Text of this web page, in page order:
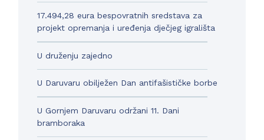
17.494,28 eura bespovratnih sredstava za
projekt opremanja i uređenja dječjeg igrališta
U druženju zajedno
U Daruvaru obilježen Dan antifašističke borbe
U Gornjem Daruvaru održani 11. Dani
bramboraka